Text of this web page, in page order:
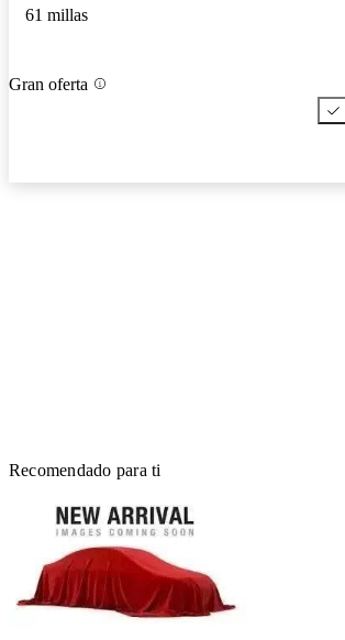
61 millas
Gran oferta
Recomendado para ti